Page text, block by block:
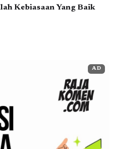
Kebiasaan Yang Baik
AD